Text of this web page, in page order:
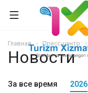
Главная Пресс-центр
Новости
За все время 2026